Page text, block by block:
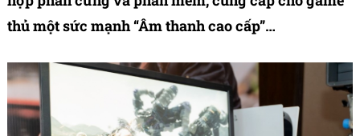
thủ một sức mạnh “Âm thanh cao cấp”…